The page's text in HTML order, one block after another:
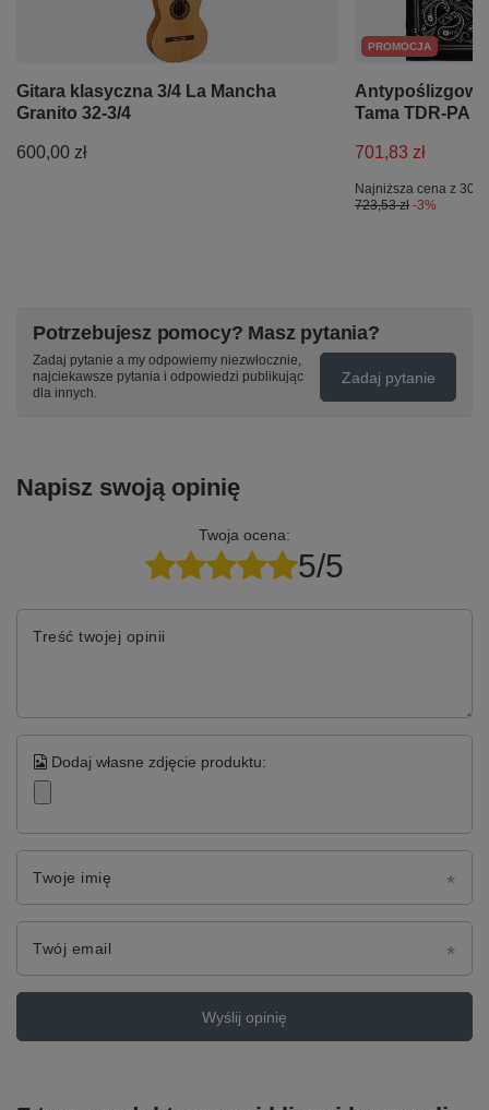
Gitara klasyczna 3/4 La Mancha
Granito 32-3/4
600,00 zł
PROMOCJA
Tama TDR-PA
701,83 zł
Najniższa cena z 30
723,53 zł -3%
Potrzebujesz pomocy? Masz pytania?
Zadaj pytanie a my odpowiemy niezwłocznie,
najciekawsze pytania i odpowiedzi publikując
dla innych.
Zadaj pytanie
Napisz swoją opinię
Twoja ocena:
5/5
Treść twojej opinii
Dodaj własne zdjęcie produktu:
Twoje imię
Twój email
Wyślij opinię